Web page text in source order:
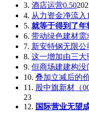
3. 酒店运营0.50
4. 从力资金净流入
5. 就等于得到了年
6. 带动绿色建材需
7. 新安特钢无限公
8. 这一增加由三
9. 但商场建建构没
10. 叠加立减后的
11. 股中旗新材（
23
12. 国际营业无望